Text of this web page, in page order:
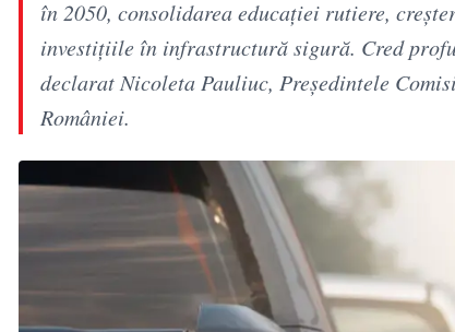
în 2050, consolidarea educației rutiere,
investițiile în infrastructură sigură. Cred
declarat Nicoleta Pauliuc, Președintele
României.